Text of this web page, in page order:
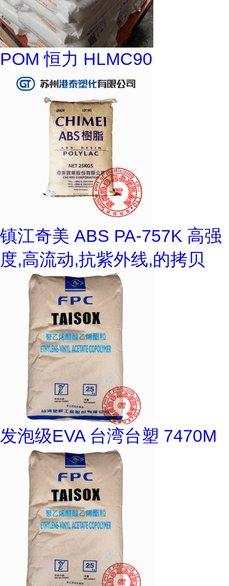
POM 恒力 HLMC90
镇江奇美 ABS PA-757K 高强
度,高流动,抗紫外线,的拷贝
发泡级EVA 台湾台塑 7470M